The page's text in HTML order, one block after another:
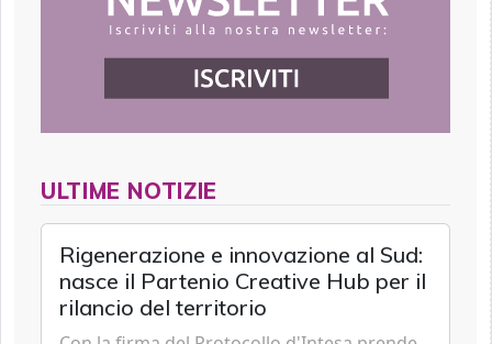
ULTIME NOTIZIE
Rigenerazione e innovazione al Sud:
nasce il Partenio Creative Hub per il
rilancio del territorio